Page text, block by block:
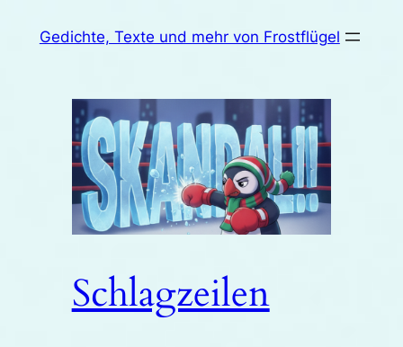
InhaltGedichte, Texte und mehr von Frostflügel
Schlagzeilen